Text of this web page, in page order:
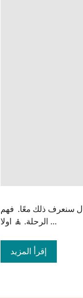
سنعرف ذلك معًا. فهم
الرحلة. 🧘 اولا …
إقرأ المزيد